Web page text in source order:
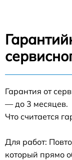
Гарантия от
— до 3 месяцев.
Что считается
Для работ:
который прямо